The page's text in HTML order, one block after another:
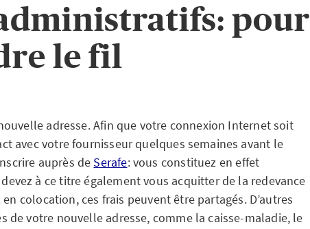
pour
le fil
adresse. Afin que votre connexion Internet soit
avec votre fournisseur quelques semaines avant le
auprès de Serafe: vous constituez en effet
à ce titre également vous acquitter de la redevance
colocation, ces frais peuvent être partagés. D’autres
de votre nouvelle adresse, comme la caisse-maladie, le